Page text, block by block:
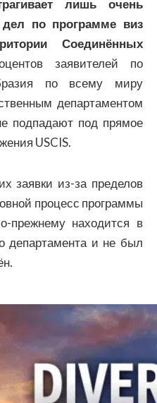
лишь очень
по программе виз
Соединённых
заявителей по
по всему миру
департаментом
подпадают под прямое
USCIS.
заявки из-за пределов
процесс программы
прежнему находится в
департамента и не был